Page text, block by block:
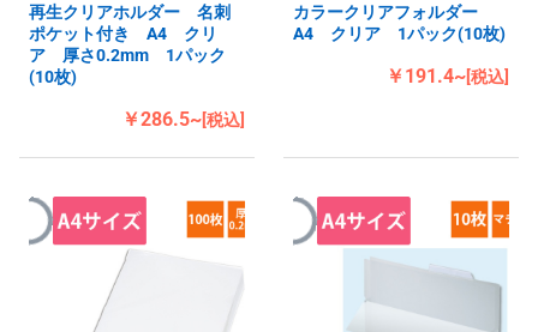
再生クリアホルダー 名刺
ポケット付き A4 クリ
ア 厚さ0.2mm 1パック
(10枚)
￥286.5~[税込]
カラークリアフォルダー
A4 クリア 1パック(10枚)
￥191.4~[税込]